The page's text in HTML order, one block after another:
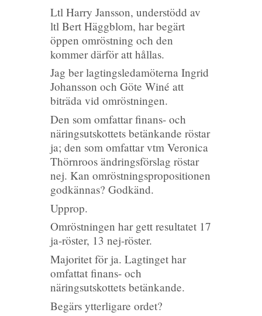
Ltl Harry Jansson, understödd av
ltl Bert Häggblom, har begärt
öppen omröstning och den
kommer därför att hållas.
Jag ber lagtingsledamöterna Ingrid
Johansson och Göte Winé att
biträda vid omröstningen.
Den som omfattar finans- och
näringsutskottets betänkande röstar
ja; den som omfattar vtm Veronica
Thörnroos ändringsförslag röstar
nej. Kan omröstningspropositionen
godkännas? Godkänd.
Upprop.
Omröstningen har gett resultatet 17
ja-röster, 13 nej-röster.
Majoritet för ja. Lagtinget har
omfattat finans- och
näringsutskottets betänkande.
Begärs ytterligare ordet?